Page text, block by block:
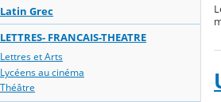
Latin Grec
LETTRES- FRANCAIS-THEATRE
Lettres et Arts
Lycéens au cinéma
Théâtre